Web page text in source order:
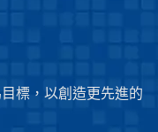
標，以創造更先進的